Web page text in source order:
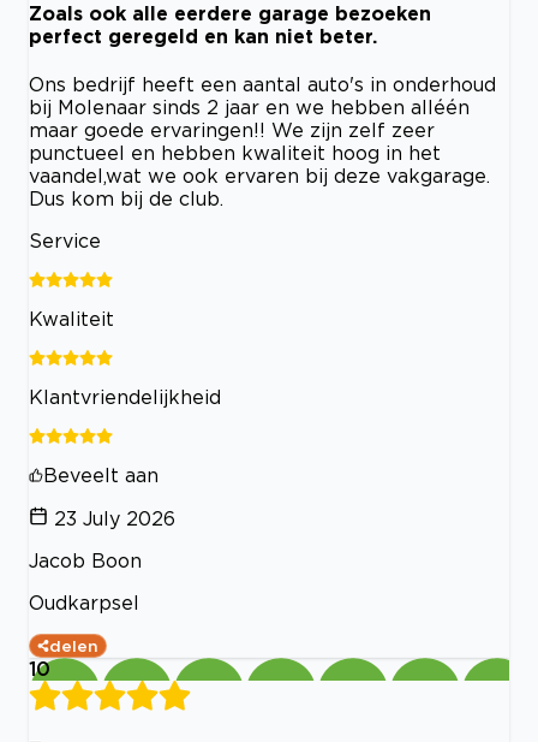
Zoals ook alle eerdere garage bezoeken
perfect geregeld en kan niet beter.
Ons bedrijf heeft een aantal auto's in onderhoud
bij Molenaar sinds 2 jaar en we hebben alléén
maar goede ervaringen!! We zijn zelf zeer
punctueel en hebben kwaliteit hoog in het
vaandel,wat we ook ervaren bij deze vakgarage.
Dus kom bij de club.
Service
Kwaliteit
Klantvriendelijkheid
Beveelt aan
23 July 2026
Jacob Boon
Oudkarpsel
delen
10